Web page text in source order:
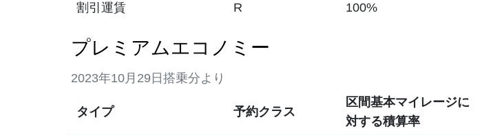
割引運賃 R 100%
プレミアムエコノミー
2023年10月29日搭乗分より
タイプ 予約クラス
区間基本マイレージに
対する積算率